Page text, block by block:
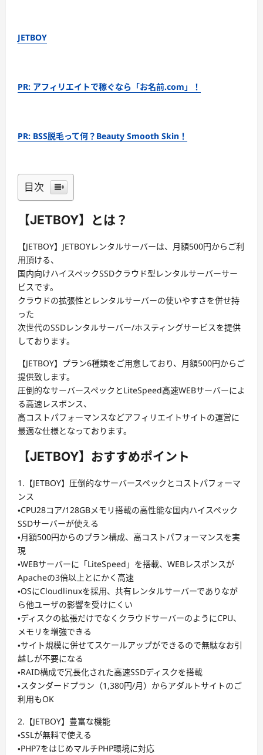
JETBOY
PR: アフィリエイトで稼ぐなら「お名前.com」！
PR: BSS脱毛って何？Beauty Smooth Skin！
目次
【JETBOY】とは？
【JETBOY】JETBOYレンタルサーバーは、月額500円からご利
用頂ける、
国内向けハイスペックSSDクラウド型レンタルサーバーサー
ビスです。
クラウドの拡張性とレンタルサーバーの使いやすさを併せ持
った
次世代のSSDレンタルサーバー/ホスティングサービスを提供
しております。
【JETBOY】プラン6種類をご用意しており、月額500円からご
提供致します。
圧倒的なサーバースペックとLiteSpeed高速WEBサーバーによ
る高速レスポンス、
高コストパフォーマンスなどアフィリエイトサイトの運営に
最適な仕様となっております。
【JETBOY】おすすめポイント
1.【JETBOY】圧倒的なサーバースペックとコストパフォーマ
ンス
・CPU28コア/128GBメモリ搭載の高性能な国内ハイスペック
SSDサーバーが使える
・月額500円からのプラン構成、高コストパフォーマンスを実
現
・WEBサーバーに「LiteSpeed」を搭載、WEBレスポンスが
Apacheの3倍以上とにかく高速
・OSにCloudlinuxを採用、共有レンタルサーバーでありなが
ら他ユーザの影響を受けにくい
・ディスクの拡張だけでなくクラウドサーバーのようにCPU、
メモリを増強できる
・サイト規模に併せてスケールアップができるので無駄なお引
越しが不要になる
・RAID構成で冗長化された高速SSDディスクを搭載
・スタンダードプラン（1,380円/月）からアダルトサイトのご
利用もOK
2.【JETBOY】豊富な機能
・SSLが無料で使える
・PHP7をはじめマルチPHP環境に対応